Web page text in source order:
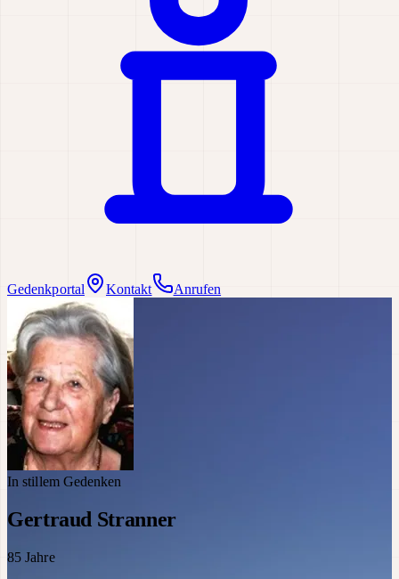
Gedenkportal Kontakt Anrufen
In stillem Gedenken
Gertraud Stranner
85 Jahre